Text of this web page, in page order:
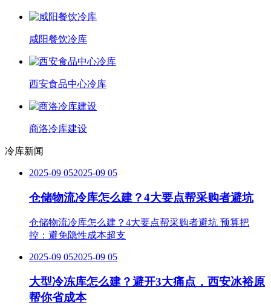
咸阳餐饮冷库
西安食品中心冷库
商洛冷库建设
冷库新闻
2025-09 052025-09 05
仓储物流冷库怎么建？4大要点帮采购者避坑
仓储物流冷库怎么建？4大要点帮采购者避坑 预算把
控：避免隐性成本超支
2025-09 052025-09 05
大型冷冻库怎么建？避开3大痛点，西安冰裕原
帮你省成本